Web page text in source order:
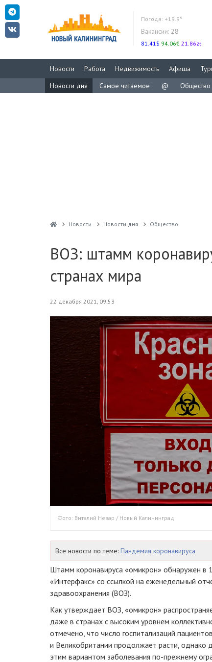
Погода: +19.9°
Вакансии: 28
81.41$ 94.06€ 21.86zł
Новости Работа Недвижимость Афиша
Новости дня
Самое читаемое @ Общество
Новости Новости дня Общество
ВОЗ: штамм
странах мира
22 декабря 2021, 09:53
Фото: Виталий Невар / Новый Калининград
Все новости по теме: Пандемия коронавируса
Штамм коронавируса «омикрон» обнаружен в
«Интерфакс» со ссылкой на еженедельный
здравоохранения (ВОЗ).
Как утверждает ВОЗ, «омикрон»
даже в странах с высоким уровнем
отмечено, что число госпитализаций
и Великобритании продолжает расти, однако
этим вариантом заболевания по-прежнему